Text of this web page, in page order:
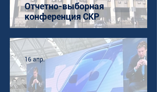
Отчетно-выборная
конференция СКР
16 апр.